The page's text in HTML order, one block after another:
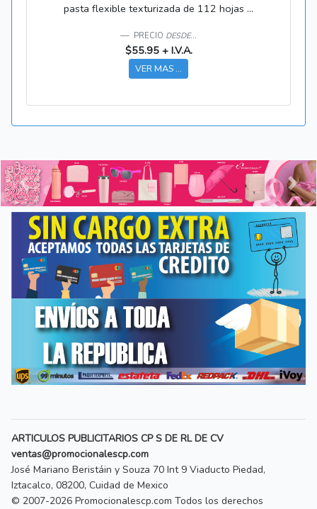
pasta flexible texturizada de 112 hojas ...
PRECIO DESDE...
$55.95 + I.V.A.
VER MAS ...
Anterior
ARTICULOS PUBLICITARIOS CP S DE RL DE CV
ventas@promocionalescp.com
José Mariano Beristáin y Souza 70 Int 9 Viaducto Piedad,
Iztacalco, 08200, Cuidad de Mexico
© 2007-2026 Promocionalescp.com Todos los derechos